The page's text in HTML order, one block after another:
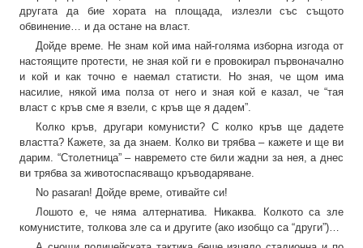
другата да бие хората на площада, излезли със същото
обвинение… и да остане на власт.
Дойде време. Не знам кой има най-голяма изборна изгода от
настоящите протести, не зная кой ги е провокирал първоначално
и кой и как точно е наемал статисти. Но зная, че щом има
насилие, някой има полза от него и зная кой е казал, че “тая
власт с кръв сме я взели, с кръв ще я дадем”.
Колко кръв, другари комунисти? С колко кръв ще дадете
властта? Кажете, за да знаем. Колко ви трябва – кажете и ще ви
дарим. “Столетница” – навремето сте били жадни за нея, а днес
ви трябва за животоспасяващо кръводаряване.
No pasaran! Дойде време, отивайте си!
Лошото е, че няма алтернатива. Никаква. Колкото са зле
комунистите, толкова зле са и другите (ако изобщо са “други”)…